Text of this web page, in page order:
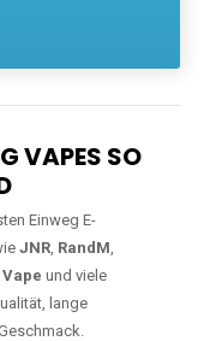
VAPES SO
Einweg E-
JNR, RandM,
und viele
lange